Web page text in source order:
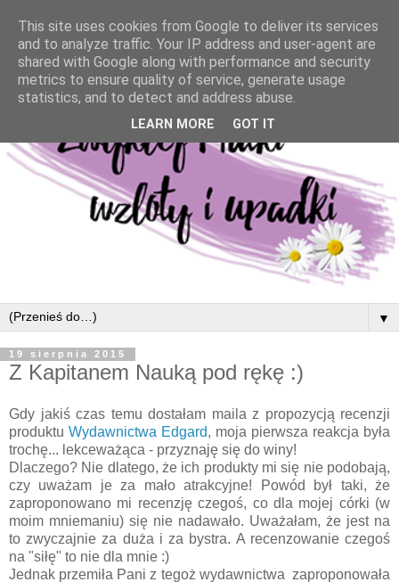
▼
19 sierpnia 2015
Z Kapitanem Nauką pod rękę :)
Gdy jakiś czas temu dostałam maila z propozycją recenzji
produktu Wydawnictwa Edgard, moja pierwsza reakcja była
trochę... lekceważąca - przyznaję się do winy!
Dlaczego? Nie dlatego, że ich produkty mi się nie podobają,
czy uważam je za mało atrakcyjne! Powód był taki, że
zaproponowano mi recenzję czegoś, co dla mojej córki (w
moim mniemaniu) się nie nadawało. Uważałam, że jest na
to zwyczajnie za duża i za bystra. A recenzowanie czegoś
na "siłę" to nie dla mnie :)
Jednak przemiła Pani z tegoż wydawnictwa zaproponowała
This site uses cookies from Google to deliver its services
and to analyze traffic. Your IP address and user-agent are
shared with Google along with performance and security
metrics to ensure quality of service, generate usage
statistics, and to detect and address abuse.
LEARN MORE GOT IT